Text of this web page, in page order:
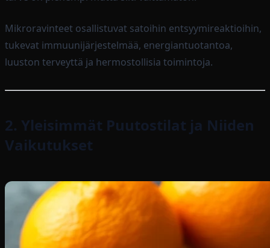
Mikroravinteet osallistuvat satoihin entsyymireaktioihin,
tukevat immuunijärjestelmää, energiantuotantoa,
luuston terveyttä ja hermostollisia toimintoja.
2. Yleisimmät Puutostilat ja Niiden
Vaikutukset